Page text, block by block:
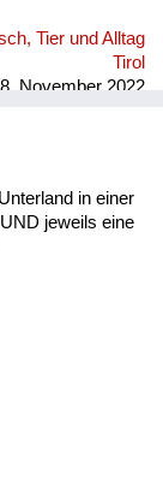
Tier und Alltag
Tirol
November 2022
in einer
jeweils eine